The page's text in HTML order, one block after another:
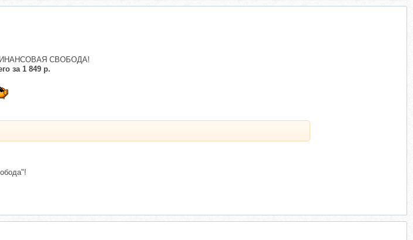
ФИНАНСОВАЯ СВОБОДА!
за 1 849 р.